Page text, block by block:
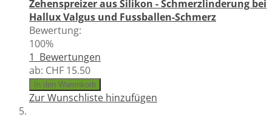
Zehenspreizer aus Silikon - Schmerzlinderung bei
Hallux Valgus und Fussballen-Schmerz
Bewertung:
100%
1 Bewertungen
ab: CHF 15.50
In den Warenkorb
Zur Wunschliste hinzufügen